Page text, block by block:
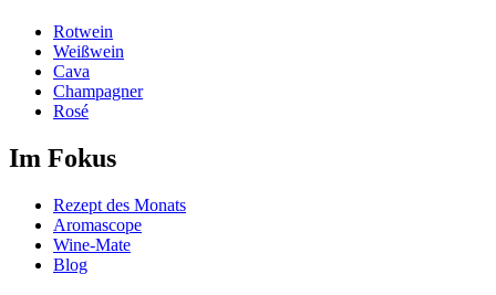
Rotwein
Weißwein
Cava
Champagner
Rosé
Im Fokus
Rezept des Monats
Aromascope
Wine-Mate
Blog